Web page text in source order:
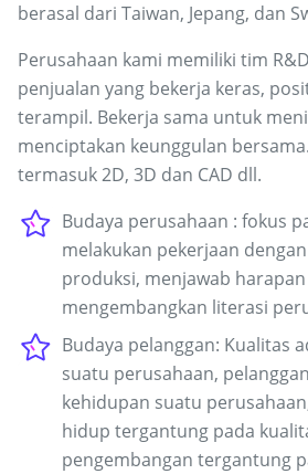
berasal dari Taiwan, Jepang, dan
Perusahaan kami memiliki tim
penjualan yang bekerja keras,
terampil. Bekerja sama untuk
menciptakan keunggulan
termasuk 2D, 3D dan CAD dll.
Budaya perusahaan : fokus
melakukan pekerjaan
produksi, menjawab
mengembangkan literasi
Budaya pelanggan: Kualitas
suatu perusahaan,
kehidupan suatu
hidup tergantung pada
pengembangan tergantung